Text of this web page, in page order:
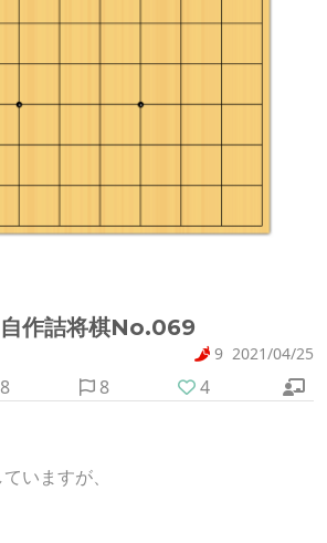
作詰将棋No.069
9 2021/04/25
8
4
いますが、